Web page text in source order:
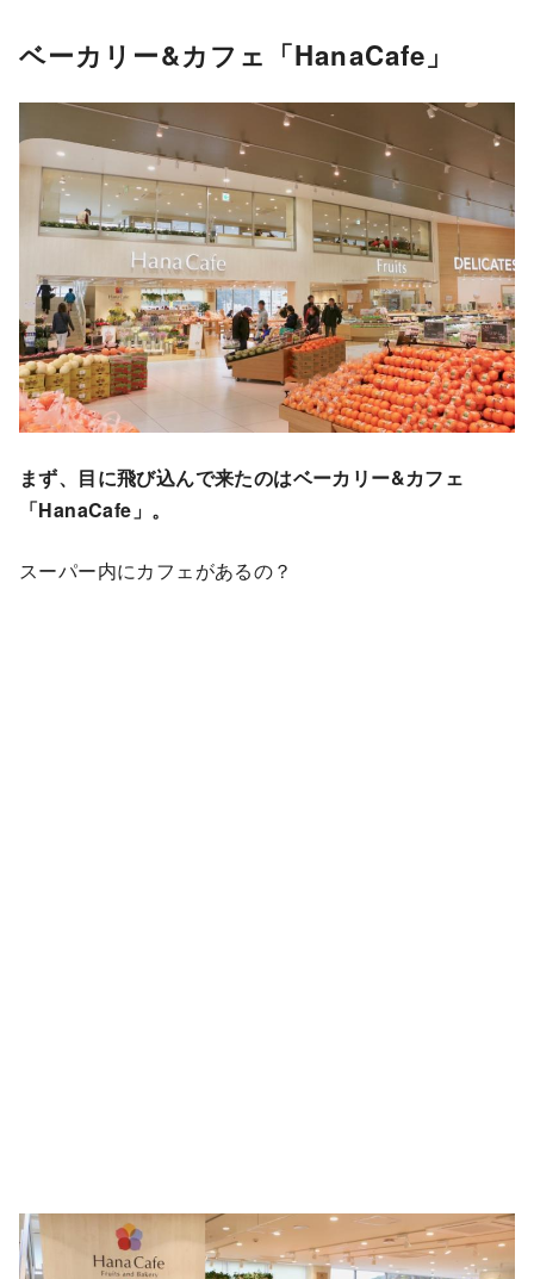
ベーカリー&カフェ「HanaCafe」
まず、目に飛び込んで来たのはベーカリー&カフェ
「HanaCafe」。
スーパー内にカフェがあるの？